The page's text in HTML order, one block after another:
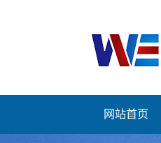
网站首页